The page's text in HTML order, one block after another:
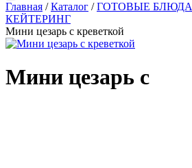
Главная / Каталог / ГОТОВЫЕ БЛЮДА
КЕЙТЕРИНГ
Мини цезарь с креветкой
Мини цезарь с